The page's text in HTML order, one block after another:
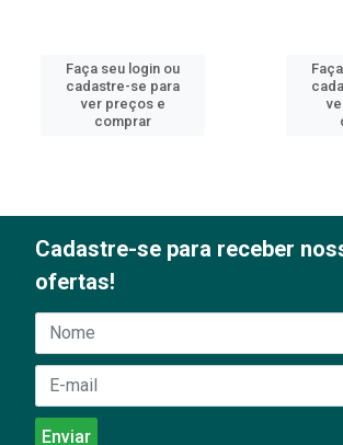
Faça seu login ou
cadastre-se para
ver preços e
comprar
Cadastre-se para receber
ofertas!